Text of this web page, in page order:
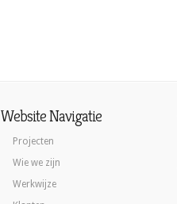
Website Navigatie
Projecten
Wie we zijn
Werkwijze